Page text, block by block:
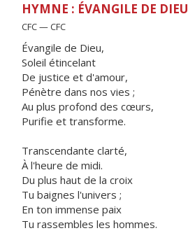
HYMNE : ÉVANGILE DE DIEU
CFC — CFC
Évangile de Dieu,
Soleil étincelant
De justice et d'amour,
Pénètre dans nos vies ;
Au plus profond des cœurs,
Purifie et transforme.
Transcendante clarté,
À l'heure de midi.
Du plus haut de la croix
Tu baignes l'univers ;
En ton immense paix
Tu rassembles les hommes.